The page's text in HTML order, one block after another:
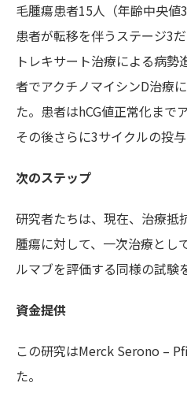
毛腫瘍患者15人（年齢中央
患者が転移を伴うステージ3
トレキサート治療による病
者でアクチノマイシンD治療
た。患者はhCG値正常化まで
その後さらに3サイクルの投与
次のステップ
研究者たちは、現在、治療抵
腫瘍に対して、一次治療とし
ルマブを評価する同様の試験
資金提供
この研究はMerck Serono –
た。